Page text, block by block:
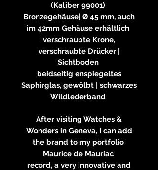
(Kaliber 99001)
Bronzegehäuse| Ø 45 mm, auch
im 42mm Gehäuse erhältlich
verschraubte Krone,
verschraubte Drücker |
Sichtboden
beidseitig enspiegeltes
Saphirglas, gewölbt | schwarzes
Wildlederband
After visiting Watches &
Wonders in Geneva, I can add
the brand to my portfolio
Maurice de Mauriac
record, a very innovative and